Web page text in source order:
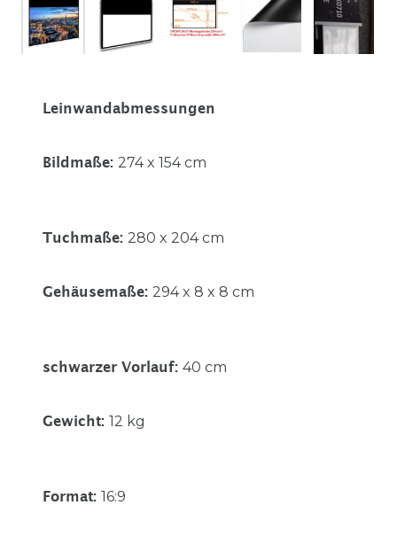
Leinwandabmessungen
Bildmaße: 274 x 154 cm
Tuchmaße: 280 x 204 cm
Gehäusemaße: 294 x 8 x 8 cm
schwarzer Vorlauf: 40 cm
Gewicht: 12 kg
Format: 16:9